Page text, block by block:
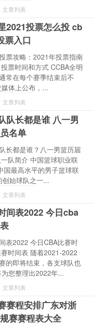
文章列表
2021投票怎么投 cb
票入口
票攻略：2021年投票指南
票时间和方式 CCBA全明
常在每个赛季结束后不
体上公布，...
文章列表
队长都是谁 八一男
名单
长都是谁？八一男篮历届
队简介 中国篮球职业联
国最高水平的男子篮球联
始球队之一...
文章列表
间表2022 今日cba
表2022 今日CBA比赛时
时间表 随着2021-2022
的即将结束，各支球队也
您整理出2022年...
文章列表
赛程安排广东对浙
赛赛程表大全